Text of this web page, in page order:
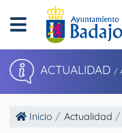
ACTUALIDAD /
Inicio Actualidad